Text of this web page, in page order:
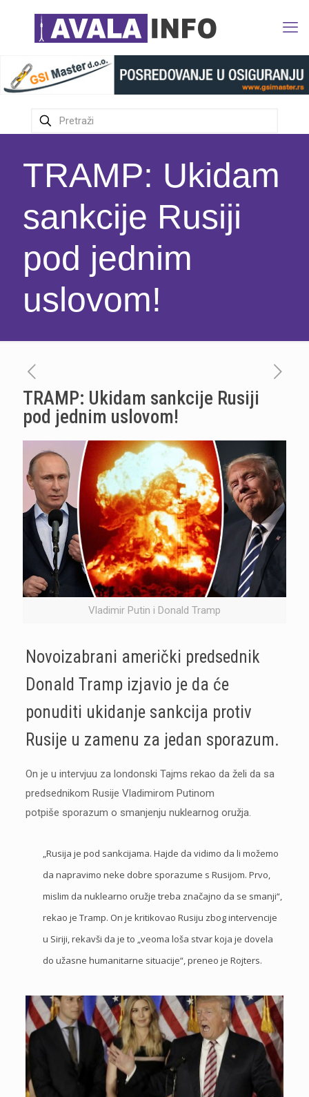
TRAMP: Ukidam
sankcije Rusiji
pod jednim
uslovom!
TRAMP: Ukidam sankcije Rusiji
pod jednim uslovom!
Vladimir Putin i Donald Tramp
Novoizabrani američki predsednik
Donald Tramp izjavio je da će
ponuditi ukidanje sankcija protiv
Rusije u zamenu za jedan sporazum.
On je u intervjuu za londonski Tajms rekao da želi da sa
predsednikom Rusije Vladimirom Putinom
potpiše sporazum o smanjenju nuklearnog oružja.
„Rusija je pod sankcijama. Hajde da vidimo da li možemo
da napravimo neke dobre sporazume s Rusijom. Prvo,
mislim da nuklearno oružje treba značajno da se smanji“,
rekao je Tramp. On je kritikovao Rusiju zbog intervencije
u Siriji, rekavši da je to „veoma loša stvar koja je dovela
do užasne humanitarne situacije“, preneo je Rojters.